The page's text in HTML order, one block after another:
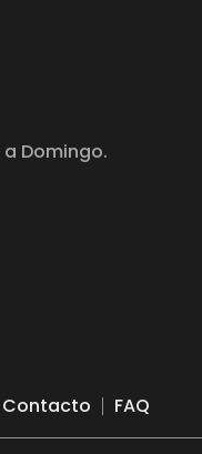
Domingo.
Contacto FAQ